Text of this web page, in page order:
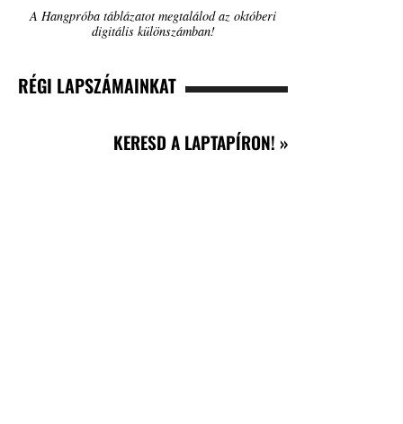
A Hangpróba táblázatot megtalálod az októberi
digitális különszámban!
RÉGI LAPSZÁMAINKAT
KERESD A LAPTAPÍRON! »